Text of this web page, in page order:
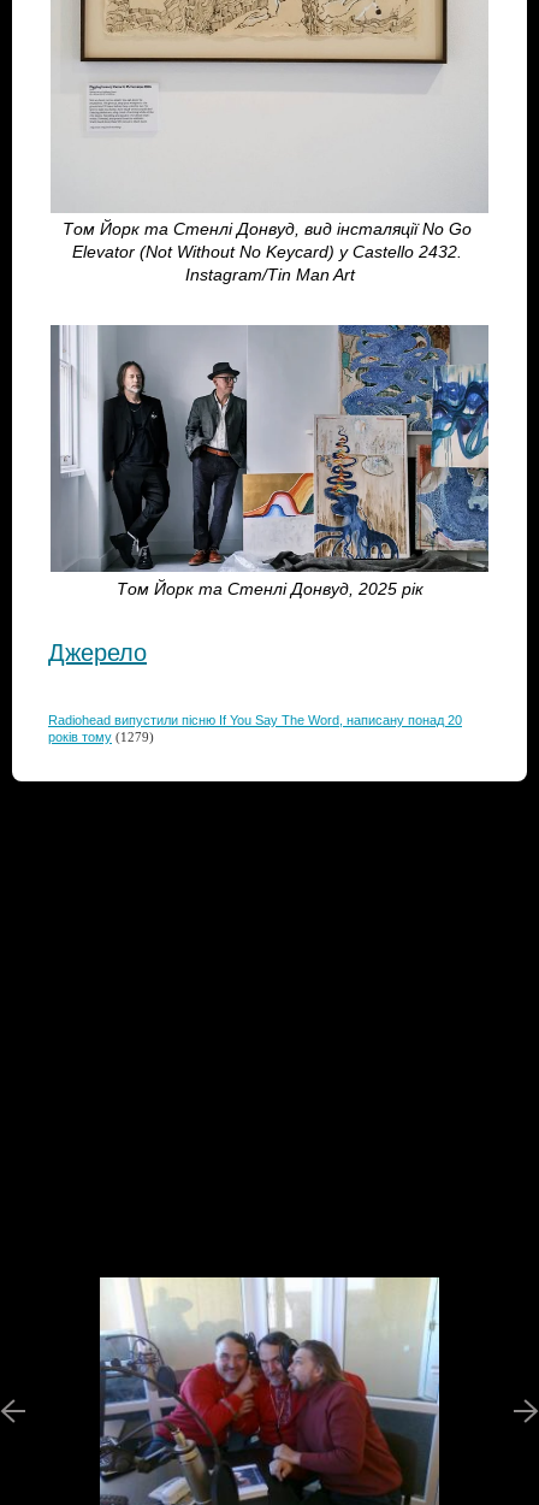
Том Йорк та Стенлі Донвуд, вид інсталяції No Go
Elevator (Not Without No Keycard) у Castello 2432.
Instagram/Tin Man Art
Том Йорк та Стенлі Донвуд, 2025 рік
Джерело
Radiohead випустили пісню If You Say The Word, написану понад 20
років тому (1279)